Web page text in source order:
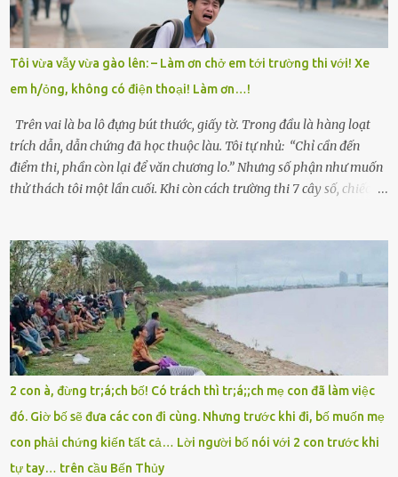
trong làng thương lắm, bảo: “Thằng Trí học giỏi mà hiền, sau này
nên ông này bà nọ đó!” Trí có ba cô em gái: Mai, Lan và Hương – ba
cái tên mẹ đặt lúc còn sống, mong tụi nhỏ sau này như hoa mai nở
giữa mùa đông. Nhưng hoa có đẹp mấy cũng cần đất màu, mà nhà
thì chỉ toàn đất sỏi đá và khốn khó. Năm đó, Trí đỗ Đại học Bách
Khoa Hà...
Tôi vừa vẫy vừa gào lên: – Làm ơn chở em tới trường thi với! Xe
em h/ỏng, không có điện thoại! Làm ơn…!
Trên vai là ba lô đựng bút thước, giấy tờ. Trong đầu là hàng loạt
trích dẫn, dẫn chứng đã học thuộc làu. Tôi tự nhủ: “Chỉ cần đến
điểm thi, phần còn lại để văn chương lo.” Nhưng số phận như muốn
thử thách tôi một lần cuối. Khi còn cách trường thi 7 cây số, chiếc xe
sực nhớ – điện thoại đang sạc, sáng nay quên mang theo! Giữa con
đường thưa thớt người qua lại, tôi hoảng loạn vẫy tay xin đi nhờ. –
Chú ơi, cháu đi thi, xe hỏng rồi! Làm ơn cho cháu đi nhờ với! – Cô ơi,
giúp cháu với, cháu không có điện thoại… Người thì lắc đầu. Người
thì tăng ga tránh xa như né một kẻ lừa đảo. Tôi gào lên giữa đường
như một kẻ mất trí. Vô ích. 6h10. Còn hơn 30 phút nữa. Trong đầu
tôi chỉ có một lựa chọn duy nhất: chạy. Tôi quăng xe vào vệ đường,
rút tờ giấy báo dự thi nhét túi áo, đeo ba lô và chạy . Chạy miết.
Chạy không ngừng. Qua ngã...
2 con à, đừng tr;á;ch bố! Có trách thì tr;á;;ch mẹ con đã làm việc
đó. Giờ bố sẽ đưa các con đi cùng. Nhưng trước khi đi, bố muốn mẹ
con phải chứng kiến tất cả… Lời người bố nói với 2 con trước khi
tự tay… trên cầu Bến Thủy